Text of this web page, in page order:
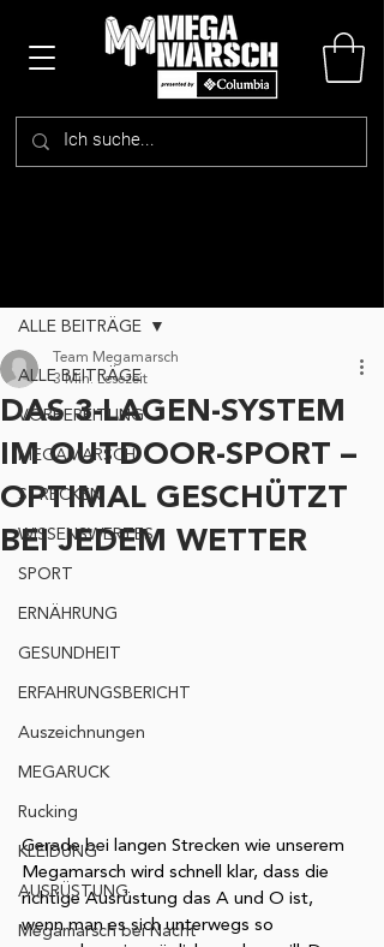
ALLE BEITRÄGE
VORBEREITUNG
MEGAMARSCH
STRECKEN
WISSENSWERTES
SPORT
ERNÄHRUNG
GESUNDHEIT
ERFAHRUNGSBERICHT
Auszeichnungen
MEGARUCK
Rucking
KLEIDUNG
AUSRÜSTUNG
Megamarsch bei Nacht
ALLE BEITRÄGE
DAS 3-LAGEN-SYSTEM
IM OUTDOOR-SPORT –
OPTIMAL GESCHÜTZT
BEI JEDEM WETTER
Team Megamarsch
3 Min. Lesezeit
Gerade bei langen Strecken wie unserem
Megamarsch wird schnell klar, dass die
richtige Ausrüstung das A und O ist,
wenn man es sich unterwegs so